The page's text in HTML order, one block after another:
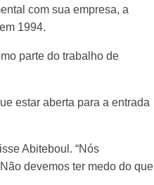
com sua empresa, a
1994.
parte do trabalho de
estar aberta para a entrada
Abiteboul. “Nós
devemos ter medo do que